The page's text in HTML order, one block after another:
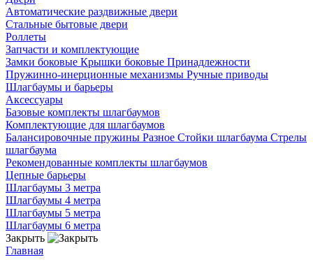
Автоматические раздвижные двери
Стальные бытовые двери
Роллеты
Запчасти и комплектующие
Замки боковые Крышки боковые Принадлежности
Пружинно-инерционные механизмы Ручные приводы
Шлагбаумы и барьеры
Аксессуары
Базовые комплекты шлагбаумов
Комплектующие для шлагбаумов
Балансировочные пружины Разное Стойки шлагбаума Стрелы
шлагбаума
Рекомендованные комплекты шлагбаумов
Цепные барьеры
Шлагбаумы 3 метра
Шлагбаумы 4 метра
Шлагбаумы 5 метра
Шлагбаумы 6 метра
Закрыть
Главная